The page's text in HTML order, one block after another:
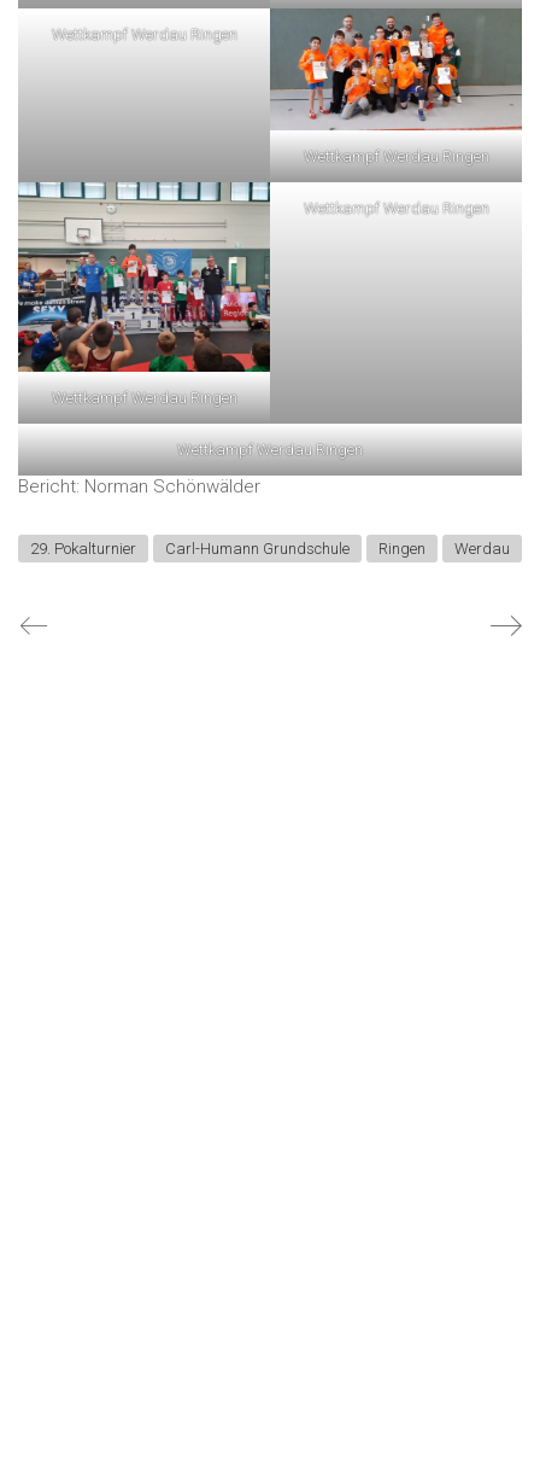
Wettkampf Werdau Ringen
Wettkampf Werdau Ringen
Wettkampf Werdau Ringen
Wettkampf Werdau Ringen
Wettkampf Werdau Ringen
Bericht: Norman Schönwälder
29. Pokalturnier Carl-Humann Grundschule Ringen Werdau